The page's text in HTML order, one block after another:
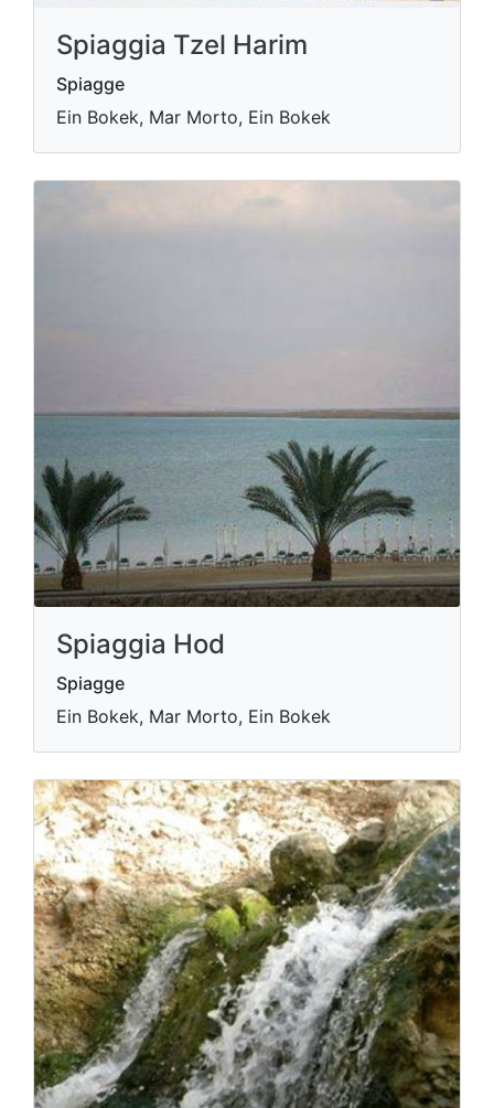
Spiaggia Tzel Harim
Spiagge
Ein Bokek, Mar Morto, Ein Bokek
Spiaggia Hod
Spiagge
Ein Bokek, Mar Morto, Ein Bokek